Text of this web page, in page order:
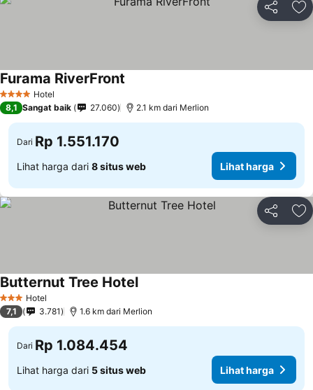
Bagikan
4 BintangHotel
Furama RiverFront
8,1 Sangat baik 27.060 2.1 km dari Merlion
Dari Rp 1.551.170
Lihat harga dari 8 situs web Lihat harga
Bagikan
3 BintangHotel
Butternut Tree Hotel
7,1 3.781 1.6 km dari Merlion
Dari Rp 1.084.454
Lihat harga dari 5 situs web Lihat harga